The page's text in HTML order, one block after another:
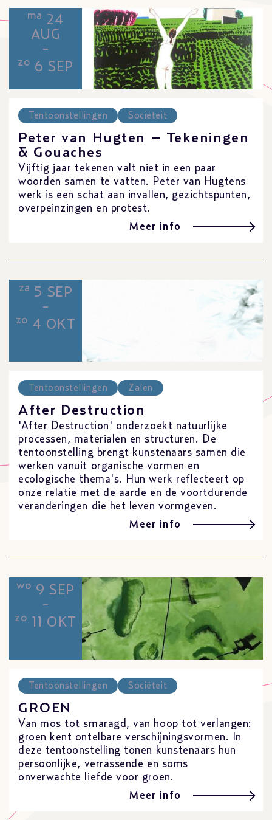
ma 24
AUG
-
zo 6 SEP
Tentoonstellingen Sociëteit
Peter van Hugten – Tekeningen
& Gouaches
Vijftig jaar tekenen valt niet in een paar
woorden samen te vatten. Peter van Hugtens
werk is een schat aan invallen, gezichtspunten,
overpeinzingen en protest.
Meer info
za 5 SEP
-
zo 4 OKT
Tentoonstellingen Zalen
After Destruction
'After Destruction' onderzoekt natuurlijke
processen, materialen en structuren. De
tentoonstelling brengt kunstenaars samen die
werken vanuit organische vormen en
ecologische thema's. Hun werk reflecteert op
onze relatie met de aarde en de voortdurende
veranderingen die het leven vormgeven.
Meer info
wo 9 SEP
-
zo 11 OKT
Tentoonstellingen Sociëteit
GROEN
Van mos tot smaragd, van hoop tot verlangen:
groen kent ontelbare verschijningsvormen. In
deze tentoonstelling tonen kunstenaars hun
persoonlijke, verrassende en soms
onverwachte liefde voor groen.
Meer info